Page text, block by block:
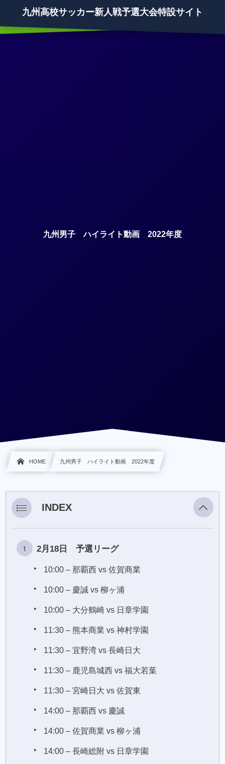
九州高校サッカー新人戦予選大会特設サイト
九州男子 ハイライト動画 2022年度
HOME 九州男子 ハイライト動画 2022年度
INDEX
2月18日 予選リーグ
10:00 – 那覇西 vs 佐賀商業
10:00 – 慶誠 vs 柳ヶ浦
10:00 – 大分鶴崎 vs 日章学園
11:30 – 熊本商業 vs 神村学園
11:30 – 宜野湾 vs 長崎日大
11:30 – 鹿児島城西 vs 福大若葉
11:30 – 宮崎日大 vs 佐賀東
14:00 – 那覇西 vs 慶誠
14:00 – 佐賀商業 vs 柳ヶ浦
14:00 – 長崎総附 vs 日章学園